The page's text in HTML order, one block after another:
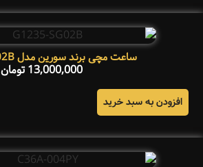
ساعت مچی برند سورین مدل G1235-SG02B
13,000,000 تومان
افزودن به سبد خرید